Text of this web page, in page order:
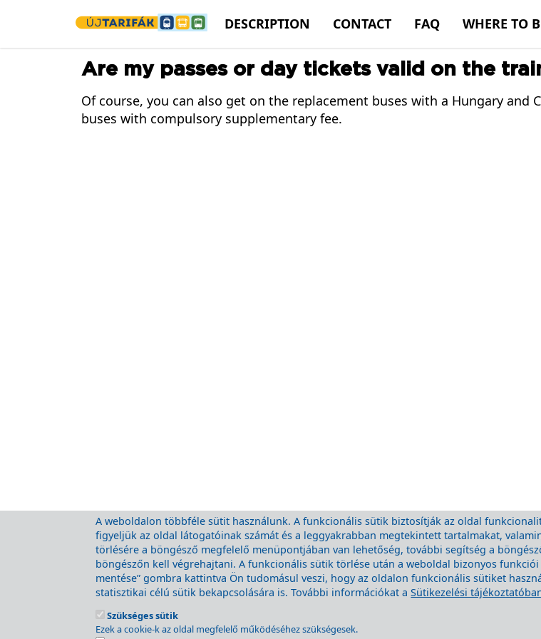
DESCRIPTION CONTACT FAQ WHERE TO
Are my passes or day tickets valid on the
Of course, you can also get on the replacement buses with a Hungary and
buses with compulsory supplementary fee.
The MÁV-Volán Group website
A weboldalon többféle sütit használunk. A funkcionális sütik biztosítják az oldal
figyeljük az oldal látogatóinak számát és a leggyakrabban megtekintett tartalmakat,
törlésére a böngésző megfelelő menüpontjában van lehetőség, további segítség a
böngészőn kell végrehajtani. A funkcionális sütik törlése után a weboldal bizonyos
mentése” gombra kattintva Ön tudomásul veszi, hogy az oldalon funkcionális sütiket
statisztikai célú sütik bekapcsolására is. További információkat aSütikezelési
Szükséges sütik
Ezek a cookie-k az oldal megfelelő működéséhez szükségesek.